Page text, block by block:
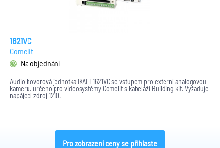
1621VC
Comelit
Na objednání
Audio hovorová jednotka IKALL1621VC se vstupem pro externí analogovou
kameru. určeno pro videosystémy Comelit s kabeláží Building kit. Vyžaduje
napájecí zdroj 1210.
Pro zobrazení ceny se přihlaste